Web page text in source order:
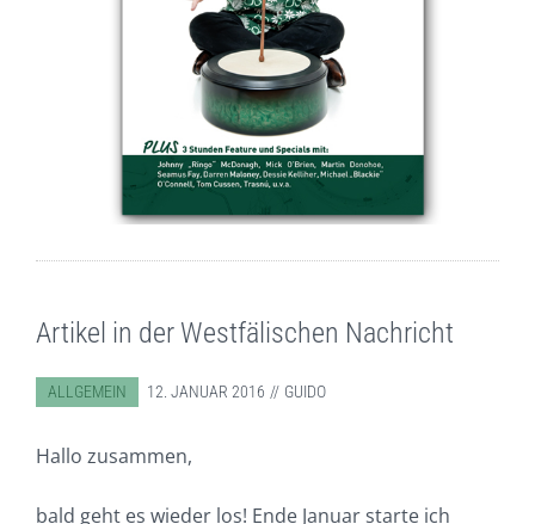
Artikel in der Westfälischen Nachricht
ABGELEGT IN:
ALLGEMEIN 12. JANUAR 2016 GUIDO
Hallo zusammen,
bald geht es wieder los! Ende Januar starte ich